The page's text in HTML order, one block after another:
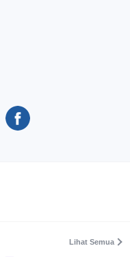
Lihat Semua